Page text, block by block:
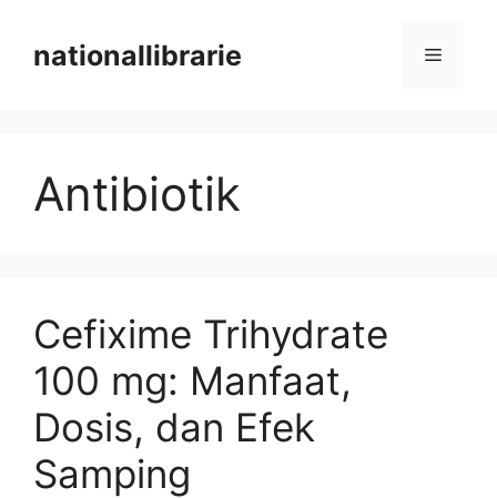
contentnationallibrarie Menu
Antibiotik
Cefixime Trihydrate
100 mg: Manfaat,
Dosis, dan Efek
Samping